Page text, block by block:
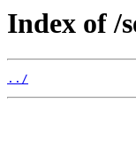
Index of /
../